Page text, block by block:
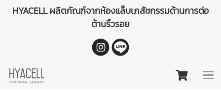
HYACELL ผลิตภัณฑ์จากห้องแล็บเภสัชกรรมด้านการต่อ
ต้านริ้วรอย